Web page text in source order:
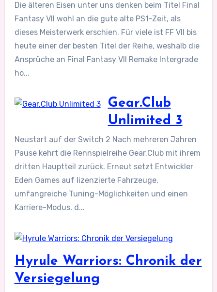
Die älteren Eisen unter uns denken beim Titel Final
Fantasy VII wohl an die gute alte PS1-Zeit, als
dieses Meisterwerk erschien. Für viele ist FF VII bis
heute einer der besten Titel der Reihe, weshalb die
Ansprüche an Final Fantasy VII Remake Intergrade
ho...
Gear.Club
Unlimited 3
Neustart auf der Switch 2 Nach mehreren Jahren
Pause kehrt die Rennspielreihe Gear.Club mit ihrem
dritten Hauptteil zurück. Erneut setzt Entwickler
Eden Games auf lizenzierte Fahrzeuge,
umfangreiche Tuning-Möglichkeiten und einen
Karriere-Modus, d...
Hyrule Warriors: Chronik der
Versiegelung